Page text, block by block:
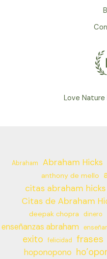
Love Nature
Abraham Abraham Hicks
anthony de mello
citas abraham hicks
Citas de Abraham
deepak chopra dinero
enseñanzas abraham
exito felicidad frases
hoponopono